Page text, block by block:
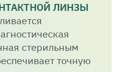
ЛИНЗЫ
стерильным
точную